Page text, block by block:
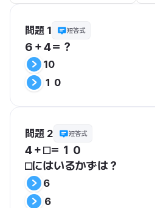
問題 1 短答式
6＋4＝？
10
１０
問題 2 短答式
4＋⬜︎＝１０
⬜︎にはいるかずは？
6
６